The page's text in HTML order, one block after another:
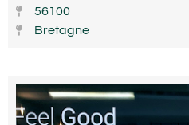
56100
Bretagne